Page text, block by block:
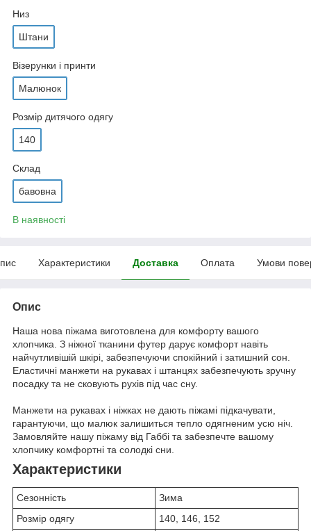
Низ
Штани
Візерунки і принти
Малюнок
Розмір дитячого одягу
140
Склад
бавовна
В наявності
Характеристики Доставка Оплата Умови
Опис
Наша нова піжама виготовлена для комфорту вашого
хлопчика. З ніжної тканини футер дарує комфорт навіть
найчутливішій шкірі, забезпечуючи спокійний і затишний сон.
Еластичні манжети на рукавах і штанцях забезпечують зручну
посадку та не сковують рухів під час сну.
Манжети на рукавах і ніжках не дають піжамі підкачувати,
гарантуючи, що малюк залишиться тепло одягненим усю ніч.
Замовляйте нашу піжаму від Габбі та забезпечте вашому
хлопчику комфортні та солодкі сни.
Характеристики
Сезонність
Зима
Розмір одягу
140, 146, 152